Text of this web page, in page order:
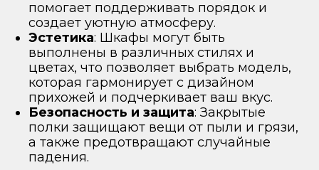
помогает поддерживать порядок и
создает уютную атмосферу.
Эстетика: Шкафы могут быть
выполнены в различных стилях и
цветах, что позволяет выбрать модель,
которая гармонирует с дизайном
прихожей и подчеркивает ваш вкус.
Безопасность и защита: Закрытые
полки защищают вещи от пыли и грязи,
а также предотвращают случайные
падения.